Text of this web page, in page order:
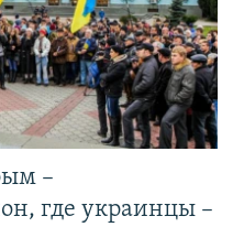
–
где украинцы –